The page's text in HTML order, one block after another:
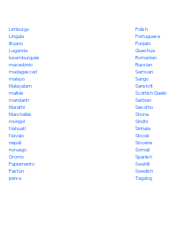
Limburgo
Lingala
lituano
Luganda
luxemburgués
macedónio
madagascarí
malayo
Malayalam
maltés
mandarín
Marathi
Marshallés
mongol
Náhuatl
Navajo
nepalí
noruego
Oromo
Papiamento
Pastún
persa
Polish
Portuguese
Punjabi
Quechua
Romanian
Russian
Samoan
Sango
Sanskrit
Scottish Gaelic
Serbian
Sesotho
Shona
Sindhi
Sinhala
Slovak
Slovene
Somali
Spanish
Swahili
Swedish
Tagalog